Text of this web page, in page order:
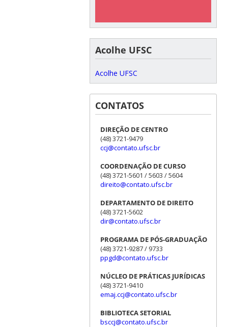
Acolhe UFSC
Acolhe UFSC
CONTATOS
DIREÇÃO DE CENTRO
(48) 3721-9479
ccj@contato.ufsc.br
COORDENAÇÃO DE CURSO
(48) 3721-5601 / 5603 / 5604
direito@contato.ufsc.br
DEPARTAMENTO DE DIREITO
(48) 3721-5602
dir@contato.ufsc.br
PROGRAMA DE PÓS-GRADUAÇÃO
(48) 3721-9287 / 9733
ppgd@contato.ufsc.br
NÚCLEO DE PRÁTICAS JURÍDICAS
(48) 3721-9410
emaj.ccj@contato.ufsc.br
BIBLIOTECA SETORIAL
bsccj@contato.ufsc.br